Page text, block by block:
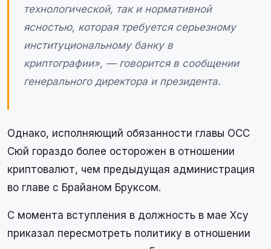
технологической, так и нормативной
ясностью, которая требуется серьезному
институциональному банку в
криптографии», — говорится в сообщении
генерального директора и президента.
Однако, исполняющий обязанности главы OCC
Сюй гораздо более осторожен в отношении
криптовалют, чем предыдущая администрация
во главе с Брайаном Бруксом.
С момента вступления в должность в мае Хсу
приказал пересмотреть политику в отношении